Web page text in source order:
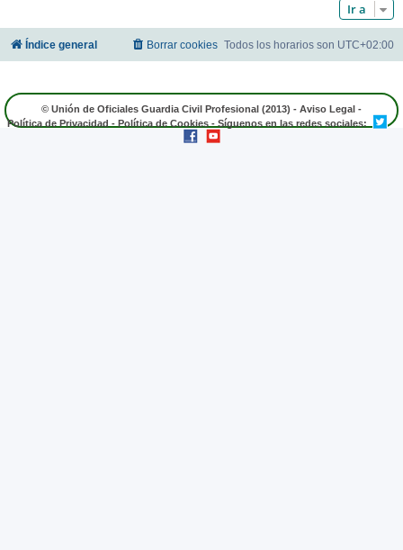
Ir a
Índice general Todos los horarios son UTC+02:00
Borrar cookies
© Unión de Oficiales Guardia Civil Profesional (2013) - Aviso Legal -
Política de Privacidad - Política de Cookies - Síguenos en las redes sociales: